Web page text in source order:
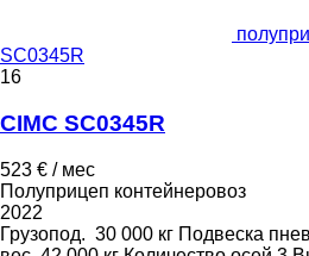
SC0345R
16
CIMC SC0345R
523 € / мес
Полуприцеп контейнеровоз
2022
Грузопод. 30 000 кг Подвеска